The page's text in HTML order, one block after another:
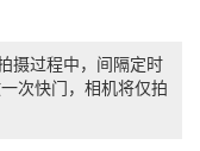
摄过程中，间隔定时
次快门，相机将仅拍